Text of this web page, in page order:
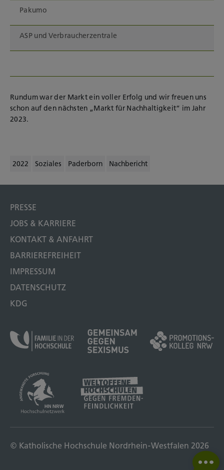
Pakumo
ASP und Verbraucherzentrale
Rundum war der Markt ein voller Erfolg und wir freuen uns
schon auf den nächsten „Markt für Nachhaltigkeit“ im Jahr
2023.
2022 Soziales Paderborn Nachbericht
PRESSE
JOBS & KARRIERE
KONTAKT & ANFAHRT
BARRIEREFREIHEIT
IMPRESSUM
DATENSCHUTZ
KDG
© Katholische Hochschule Nordrhein-Westfalen 2026